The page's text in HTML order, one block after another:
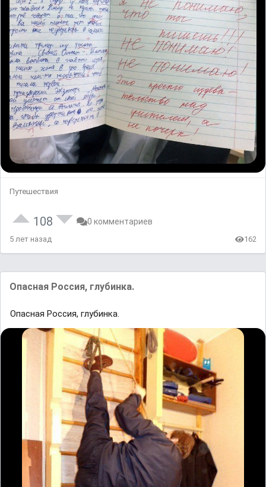
Путешествия
108 0 комментариев
5 лет назад 162
Опасная Россия, глубинка.
Опасная Россия, глубинка.